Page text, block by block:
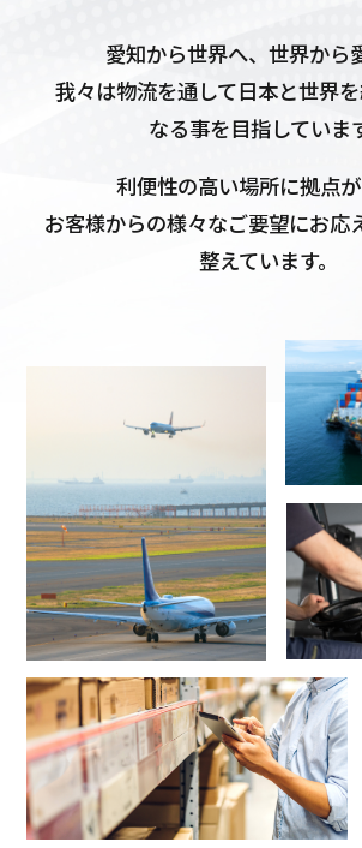
愛知から世界へ、世界から
我々は物流を通して日本と世界
なる事を目指していま
利便性の高い場所に拠点が
お客様からの様々なご要望にお応
整えています。